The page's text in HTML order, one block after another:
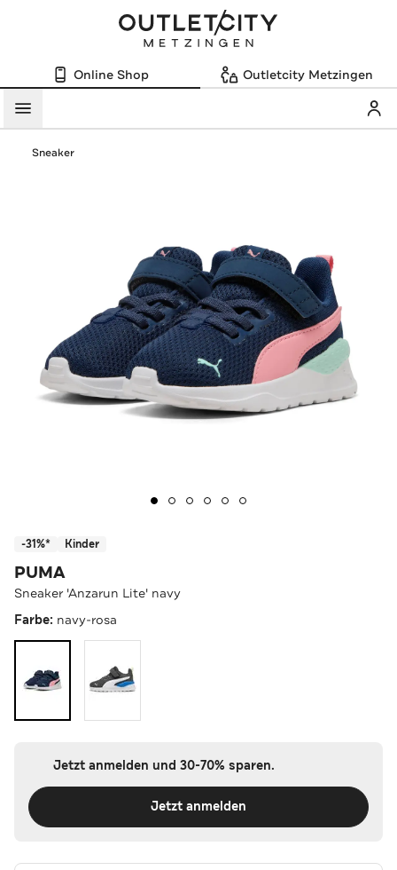
Online Shop Outletcity Metzingen
Menü
Sneaker
-31%* Kinder
PUMA
Sneaker 'Anzarun Lite' navy
Farbe: navy-rosa
Jetzt anmelden und 30-70% sparen.
Jetzt anmelden